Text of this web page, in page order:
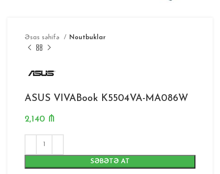
Əsas səhifə Noutbuklar
ASUS VIVABook K5504VA-MA086W
2,140 ₼
SƏBƏTƏ AT